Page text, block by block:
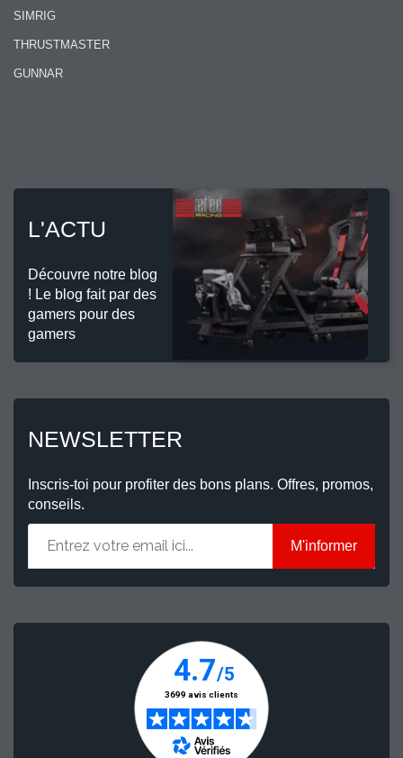
SIMRIG
THRUSTMASTER
GUNNAR
L'ACTU
Découvre notre blog
! Le blog fait par des
gamers pour des
gamers
NEWSLETTER
Inscris-toi pour profiter des bons plans. Offres, promos,
conseils.
M'informer